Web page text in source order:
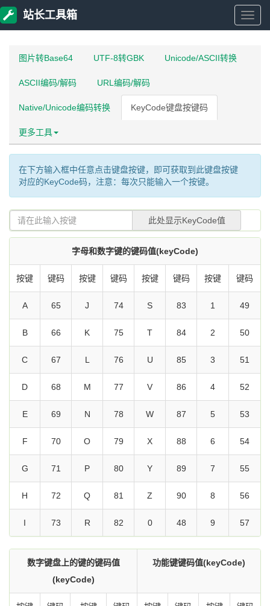
站
箱
站长工具箱
图片转Base64 UTF-8转GBK Unicode/ASCII转换
ASCII编码/解码 URL编码/解码
Native/Unicode编码转换 KeyCode键盘按键码
更多工具
在下方输入框中任意点击键盘按键，即可获取到此键盘按键
对应的KeyCode码，注意：每次只能输入一个按键。
此处显示KeyCode值
字母和数字键的键码值(keyCode)
按键 键码 按键 键码 按键 键码 按键 键码
A 65 J 74 S 83 1 49
B 66 K 75 T 84 2 50
C 67 L 76 U 85 3 51
D 68 M 77 V 86 4 52
E 69 N 78 W 87 5 53
F 70 O 79 X 88 6 54
G 71 P 80 Y 89 7 55
H 72 Q 81 Z 90 8 56
I 73 R 82 0 48 9 57
数字键盘上的键的键码值
(keyCode)
功能键键码值(keyCode)